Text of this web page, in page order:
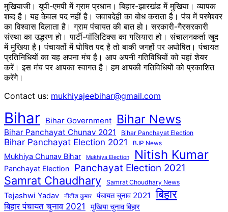
मुखियाजी। यूपी-एमपी में ग्राम प्रधान। बिहार-झारखंड में मुखिया। व्यापक
शब्द है। यह केवल पद नहीं है। जवाबदेही का बोध कराता है। पंच में परमेश्वर
का विश्वास दिलाता है। ग्राम पंचायत की बात हो। सरकारी-गैरसरकारी
संस्था का उद्धरण हो। पार्टी-पॉलिटिक्स का गलियारा हो। संचालनकर्ता खुद
में मुखिया है। पंचायतों में घोषित पद है तो बाकी जगहों पर अघोषित। पंचायत
प्रतिनिधियों का यह अपना मंच है। आप अपनी गतिविधियों को यहां शेयर
करें। इस मंच पर आपका स्वागत है। हम आपकी गतिविधियों को प्रकाशित
करेंगेे।
Contact us: mukhiyajeebihar@gmail.com
Bihar Bihar Government Bihar News
Bihar Panchayat Chunav 2021 Bihar Panchayat Election
Bihar Panchayat Election 2021 BJP News
Mukhiya Chunav Bihar Mukhiya Election Nitish Kumar
Panchayat Election Panchayat Election 2021
Samrat Chaudhary Samrat Choudhary News
Tejashwi Yadav नीतीश कुमार पंचायत चुनाव 2021 बिहार
बिहार पंचायत चुनाव 2021 मुखिया चुनाव बिहार